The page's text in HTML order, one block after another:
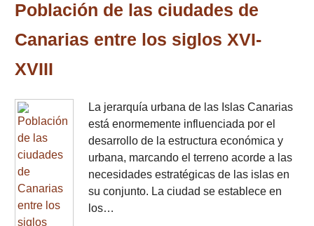
Población de las ciudades de
Canarias entre los siglos XVI-
XVIII
La jerarquía urbana de las Islas Canarias
está enormemente influenciada por el
desarrollo de la estructura económica y
urbana, marcando el terreno acorde a las
necesidades estratégicas de las islas en
su conjunto. La ciudad se establece en
los…